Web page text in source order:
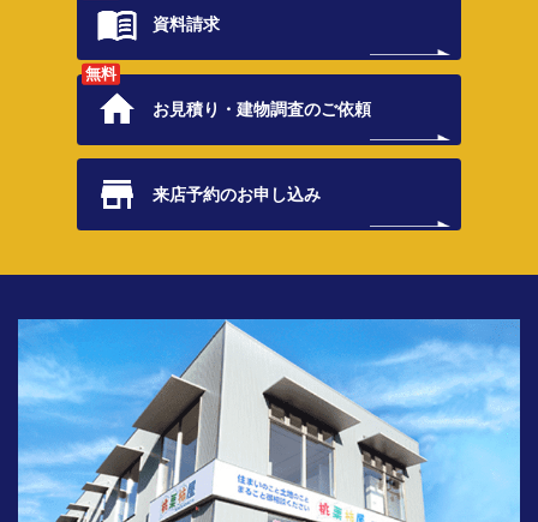
資料請求
無料
お見積り・建物調査のご依頼
来店予約のお申し込み